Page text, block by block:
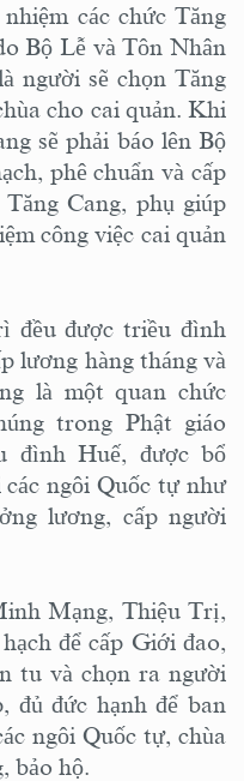
các chức Tăng
Bộ Lễ và Tôn Nhân
người sẽ chọn Tăng
cho cai quản. Khi
sẽ phải báo lên Bộ
phê chuẩn và cấp
Cang, phụ giúp
công việc cai quản
đều được triều đình
lương hàng tháng và
là một quan chức
trong Phật giáo
đình Huế, được bổ
ngôi Quốc tự như
lương, cấp người
Mạng, Thiệu Trị,
để cấp Giới đao,
tu và chọn ra người
đủ đức hạnh để ban
ngôi Quốc tự, chùa
bảo hộ.